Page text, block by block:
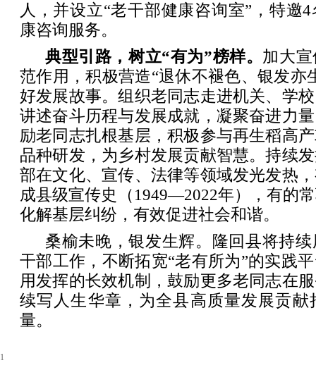
人，并设立“老干部健康咨询室”，特邀
康咨询服务。
典型引路，树立“有为”榜样。 加大
范作用，积极营造“退休不褪色、银发亦
好发展故事。组织老同志走进机关、学
讲述奋斗历程与发展成就，凝聚奋进力
励老同志扎根基层，积极参与再生稻高
品种研发，为乡村发展贡献智慧。持续
部在文化、宣传、法律等领域发光发热
成县级宣传史（1949—2022年），有的
化解基层纠纷，有效促进社会和谐。
桑榆未晚，银发生辉。隆回县将持
干部工作，不断拓宽“老有所为”的实践
用发挥的长效机制，鼓励更多老同志在
续写人生华章，为全县高质量发展贡献
量。
1